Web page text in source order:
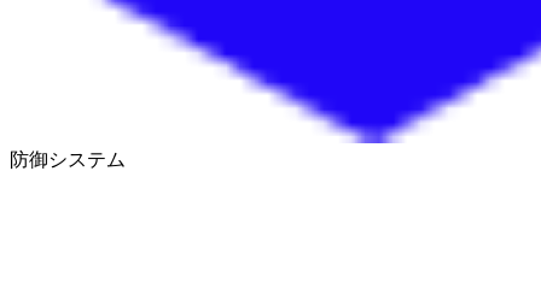
防御システム